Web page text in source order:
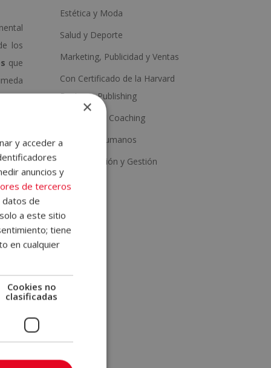
los
que
la
Estética y Moda
Salud y Deporte
Marketing, Publicidad y Ventas
Con Certificado de la Harvard
Business Publishing
Psicología y Coaching
Recursos Humanos
Administración y Gestión
×
y acceder a
anuncios y
de terceros
datos de
a este sitio
tiene
en cualquier
Cookies no
clasificadas